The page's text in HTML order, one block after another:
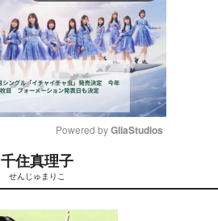
t
e
Powered by GliaStudios
千住真理子
せんじゅまりこ